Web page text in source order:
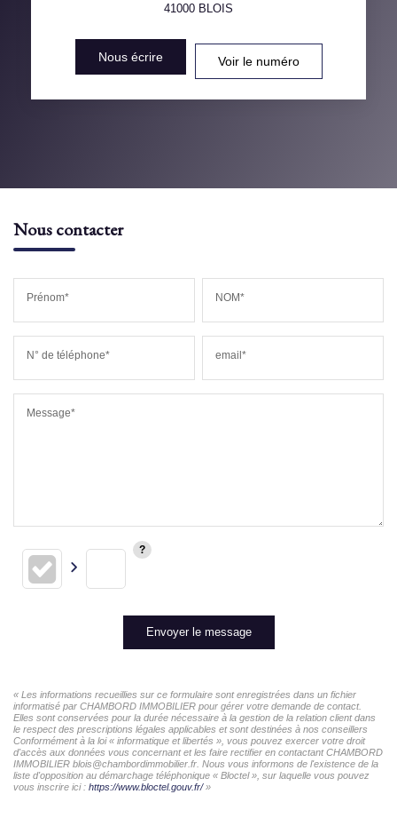
ECOLES ET CRÈCHES
41000 BLOIS
Nous écrire Voir le numéro
Nous contacter
Prénom* NOM*
N° de téléphone* email*
Message*
Envoyer le message
« Les informations recueillies sur ce formulaire sont enregistrées dans un fichier
informatisé par CHAMBORD IMMOBILIER pour gérer votre demande de contact.
Elles sont conservées pour la durée nécessaire à la gestion de la relation client dans
le respect des prescriptions légales applicables et sont destinées à nos conseillers
Conformément à la loi « informatique et libertés », vous pouvez exercer votre droit
d'accès aux données vous concernant et les faire rectifier en contactant CHAMBORD
IMMOBILIER blois@chambordimmobilier.fr. Nous vous informons de l'existence de la
liste d'opposition au démarchage téléphonique « Bloctel », sur laquelle vous pouvez
vous inscrire ici : https://www.bloctel.gouv.fr/»